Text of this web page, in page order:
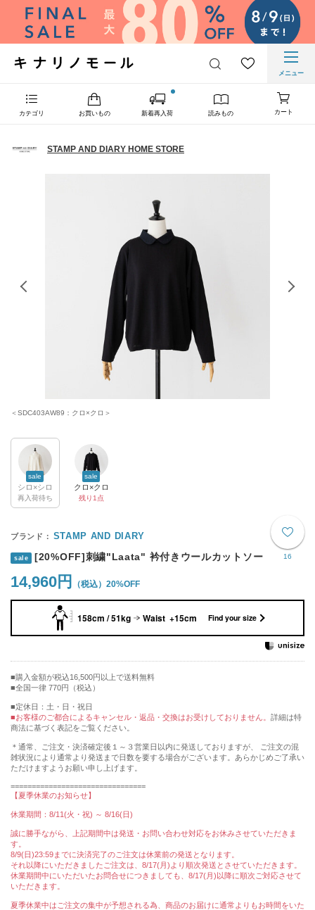
メニュー
カテゴリ お買いもの 新着再入荷 読みもの カート
STAMP AND DIARY HOME STORE
＜SDC403AW89：クロ×クロ＞
sale
シロ×シロ
再入荷待ち
sale
クロ×クロ
残り1点
16
STAMP AND DIARY
sale [20%OFF]刺繍"Laata" 衿付きウールカットソー
14,960円 20%OFF
158cm / 51kg Waist +15cm Find your size
購入金額が税込16,500円以上で送料無料
全国一律 770円（税込）
■定休日：土・日・祝日
■お客様のご都合によるキャンセル・返品・交換はお受けしておりません。 詳細は特
商法に基づく表記をご覧ください。
＊通常、ご注文・決済確定後１～３営業日以内に発送しておりますが、 ご注文の混
雑状況により通常より発送まで日数を要する場合がございます。あらかじめご了承い
ただけますようお願い申し上げます。
================================
【夏季休業のお知らせ】
休業期間：8/11(火・祝) ～ 8/16(日)
誠に勝手ながら、上記期間中は発送・お問い合わせ対応をお休みさせていただきま
す。
8/9(日)23:59までに決済完了のご注文は休業前の発送となります。
それ以降にいただきましたご注文は、8/17(月)より順次発送とさせていただきます。
休業期間中にいただいたお問合せにつきましても、8/17(月)以降に順次ご対応させて
いただきます。
夏季休業中はご注文の集中が予想される為、商品のお届けに通常よりもお時間をいた